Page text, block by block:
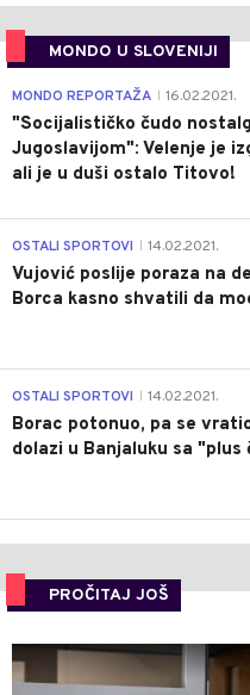
MONDO U SLOVENIJI
MONDO REPORTAŽA 16.02.2021.
"Socijalističko čudo
Jugoslavijom": Velenje je
ali je u duši ostalo Titovo!
OSTALI SPORTOVI 14.02.2021.
Vujović poslije poraza na
Borca kasno shvatili da
OSTALI SPORTOVI 14.02.2021.
Borac potonuo, pa se
dolazi u Banjaluku sa
PROČITAJ JOŠ